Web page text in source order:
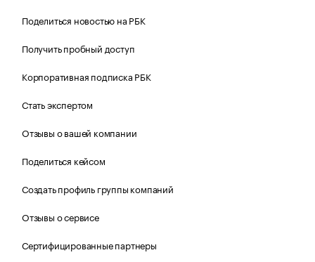
Поделиться новостью на РБК
Получить пробный доступ
Корпоративная подписка РБК
Стать экспертом
Отзывы о вашей компании
Поделиться кейсом
Создать профиль группы компаний
Отзывы о сервисе
Сертифицированные партнеры